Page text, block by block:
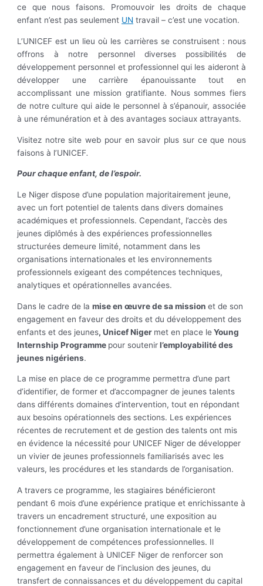
ce que nous faisons. Promouvoir les droits de chaque
enfant n’est pas seulement UN travail – c’est une vocation.
L’UNICEF est un lieu où les carrières se construisent : nous
offrons à notre personnel diverses possibilités de
développement personnel et professionnel qui les aideront à
développer une carrière épanouissante tout en
accomplissant une mission gratifiante. Nous sommes fiers
de notre culture qui aide le personnel à s’épanouir, associée
à une rémunération et à des avantages sociaux attrayants.
Visitez notre site web pour en savoir plus sur ce que nous
faisons à l’UNICEF.
Pour chaque enfant, de l’espoir.
Le Niger dispose d’une population majoritairement jeune,
avec un fort potentiel de talents dans divers domaines
académiques et professionnels. Cependant, l’accès des
jeunes diplômés à des expériences professionnelles
structurées demeure limité, notamment dans les
organisations internationales et les environnements
professionnels exigeant des compétences techniques,
analytiques et opérationnelles avancées.
Dans le cadre de lamise en œuvre de sa missionet de son
engagement en faveur des droits et du développement des
enfants et des jeunes, Unicef Niger met en place leYoung
Internship Programme pour soutenirl’employabilité des
jeunes nigériens.
La mise en place de ce programme permettra d’une part
d’identifier, de former et d’accompagner de jeunes talents
dans différents domaines d’intervention, tout en répondant
aux besoins opérationnels des sections. Les expériences
récentes de recrutement et de gestion des talents ont mis
en évidence la nécessité pour UNICEF Niger de développer
un vivier de jeunes professionnels familiarisés avec les
valeurs, les procédures et les standards de l’organisation.
A travers ce programme, les stagiaires bénéficieront
pendant 6 mois d’une expérience pratique et enrichissante à
travers un encadrement structuré, une exposition au
fonctionnement d’une organisation internationale et le
développement de compétences professionnelles. Il
permettra également à UNICEF Niger de renforcer son
engagement en faveur de l’inclusion des jeunes, du
transfert de connaissances et du développement du capital